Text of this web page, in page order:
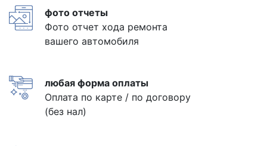
фото отчеты
Фото отчет хода ремонта
вашего автомобиля
любая форма оплаты
Оплата по карте / по договору
(без нал)